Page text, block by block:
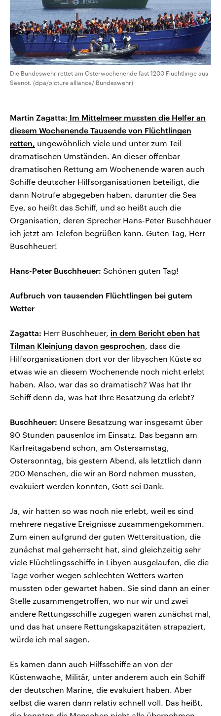
Die Bundeswehr rettet am Osterwochenende fast 1200 Flüchtlinge aus
Seenot. (dpa/picture alliance/ Bundeswehr)
Martin Zagatta: Im Mittelmeer mussten die Helfer an
diesem Wochenende Tausende von Flüchtlingen
retten, ungewöhnlich viele und unter zum Teil
dramatischen Umständen. An dieser offenbar
dramatischen Rettung am Wochenende waren auch
Schiffe deutscher Hilfsorganisationen beteiligt, die
dann Notrufe abgegeben haben, darunter die Sea
Eye, so heißt das Schiff, und so heißt auch die
Organisation, deren Sprecher Hans-Peter Buschheuer
ich jetzt am Telefon begrüßen kann. Guten Tag, Herr
Buschheuer!
Hans-Peter Buschheuer: Schönen guten Tag!
Aufbruch von tausenden Flüchtlingen bei gutem
Wetter
Zagatta: Herr Buschheuer, in dem Bericht eben hat
Tilman Kleinjung davon gesprochen, dass die
Hilfsorganisationen dort vor der libyschen Küste so
etwas wie an diesem Wochenende noch nicht erlebt
haben. Also, war das so dramatisch? Was hat Ihr
Schiff denn da, was hat Ihre Besatzung da erlebt?
Buschheuer: Unsere Besatzung war insgesamt über
90 Stunden pausenlos im Einsatz. Das begann am
Karfreitagabend schon, am Ostersamstag,
Ostersonntag, bis gestern Abend, als letztlich dann
200 Menschen, die wir an Bord nehmen mussten,
evakuiert werden konnten, Gott sei Dank.
Ja, wir hatten so was noch nie erlebt, weil es sind
mehrere negative Ereignisse zusammengekommen.
Zum einen aufgrund der guten Wettersituation, die
zunächst mal geherrscht hat, sind gleichzeitig sehr
viele Flüchtlingsschiffe in Libyen ausgelaufen, die die
Tage vorher wegen schlechten Wetters warten
mussten oder gewartet haben. Sie sind dann an einer
Stelle zusammengetroffen, wo nur wir und zwei
andere Rettungsschiffe zugegen waren zunächst mal,
und das hat unsere Rettungskapazitäten strapaziert,
würde ich mal sagen.
Es kamen dann auch Hilfsschiffe an von der
Küstenwache, Militär, unter anderem auch ein Schiff
der deutschen Marine, die evakuiert haben. Aber
selbst die waren dann relativ schnell voll. Das heißt,